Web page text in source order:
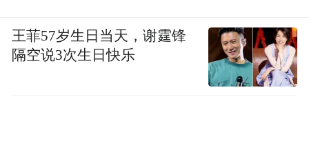
王菲57岁生日当天，谢霆锋
隔空说3次生日快乐